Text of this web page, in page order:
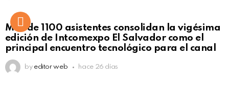
Más de 1100 asistentes consolidan la vigésima
edición de Intcomexpo El Salvador como el
principal encuentro tecnológico para el canal
by editor web hace 26 días